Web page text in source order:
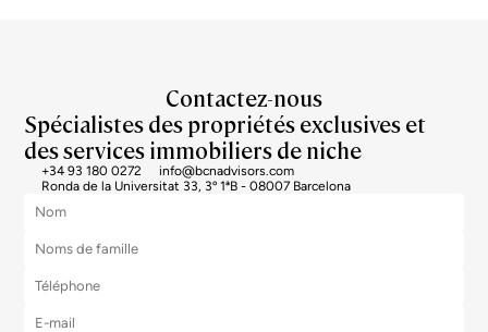
Contactez-nous
Spécialistes des propriétés exclusives et
des services immobiliers de niche
+34 93 180 0272
info@bcnadvisors.com
Ronda de la Universitat 33, 3º 1ªB - 08007 Barcelona